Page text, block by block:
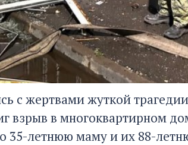
с жертвами жуткой
взрыв в многоквартирном
35-летнюю маму и их 88-